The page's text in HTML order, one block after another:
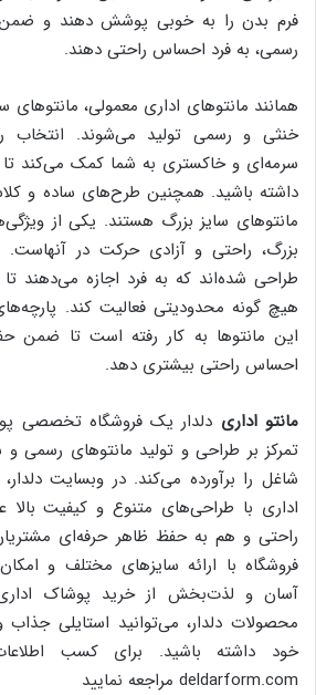
فرم بدن را به خوبی پوشش دهند و
رسمی، به فرد احساس راحتی دهند.
همانند مانتوهای اداری معمولی، مانتوهای
خنثی و رسمی تولید می‌شوند. انتخاب
سرمه‌ای و خاکستری به شما کمک می‌کند
داشته باشید. همچنین طرح‌های ساده و
مانتوهای سایز بزرگ هستند. یکی از
بزرگ، راحتی و آزادی حرکت در آنهاست.
طراحی شده‌اند که به فرد اجازه می‌دهند
هیچ گونه محدودیتی فعالیت کند.
این مانتوها به کار رفته است تا ضمن
احساس راحتی بیشتری دهد.
مانتو اداری دلدار یک فروشگاه تخصصی
تمرکز بر طراحی و تولید مانتوهای رسمی
شاغل را برآورده می‌کند. در وبسایت
اداری با طراحی‌های متنوع و کیفیت
راحتی و هم به حفظ ظاهر حرفه‌ای
فروشگاه با ارائه سایزهای مختلف و
آسان و لذت‌بخش از خرید پوشاک اداری
محصولات دلدار، می‌توانید استایلی
خود داشته باشید. برای کسب
deldarform.com مراجعه نمایید